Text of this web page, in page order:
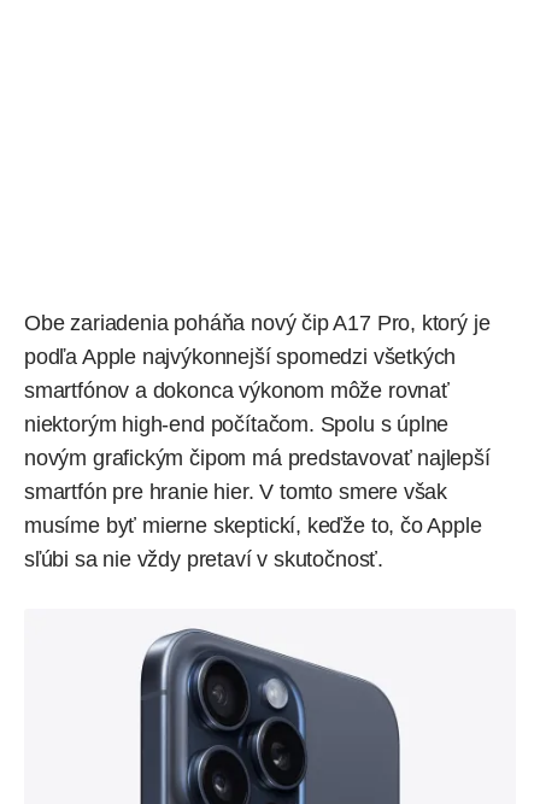
Obe zariadenia poháňa nový čip A17 Pro, ktorý je
podľa Apple najvýkonnejší spomedzi všetkých
smartfónov a dokonca výkonom môže rovnať
niektorým high-end počítačom. Spolu s úplne
novým grafickým čipom má predstavovať najlepší
smartfón pre hranie hier. V tomto smere však
musíme byť mierne skeptickí, keďže to, čo Apple
sľúbi sa nie vždy pretaví v skutočnosť.